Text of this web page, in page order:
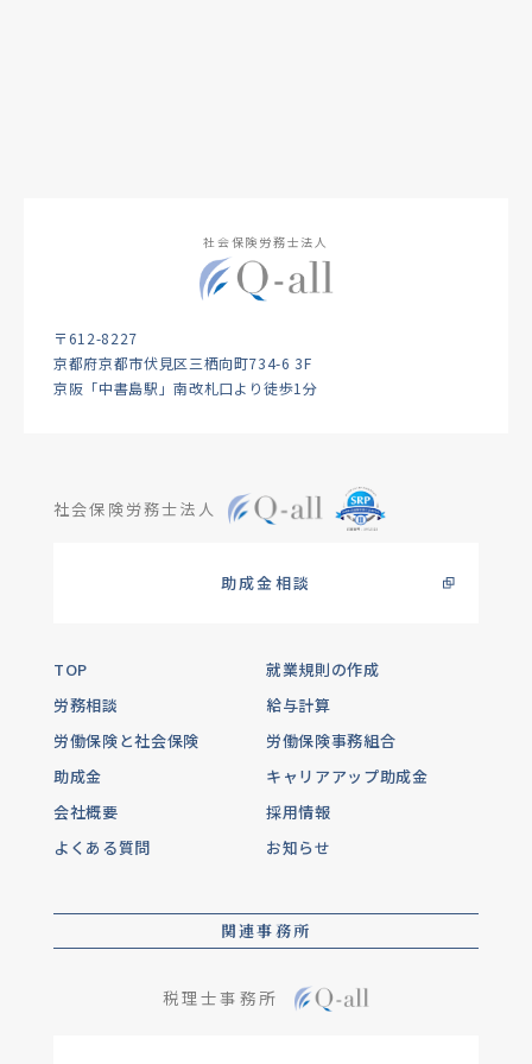
社会保険労務士法人
〒612-8227
京都府京都市伏見区三栖向町734-6 3F
京阪「中書島駅」南改札口より徒歩1分
社会保険労務士法人
助成金相談
TOP
就業規則の作成
労務相談
給与計算
労働保険と社会保険
労働保険事務組合
助成金
キャリアアップ助成金
会社概要
採用情報
よくある質問
お知らせ
関連事務所
税理士事務所